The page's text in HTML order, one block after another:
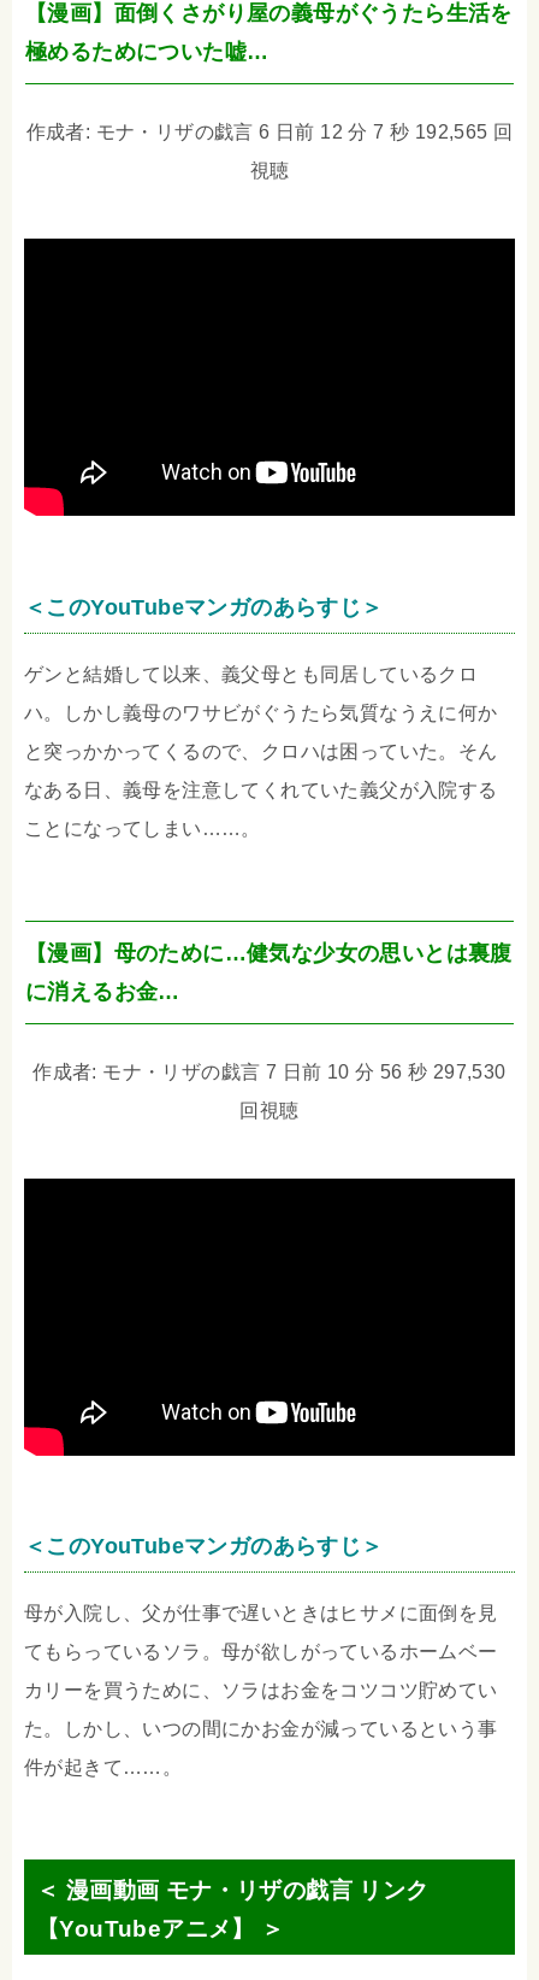
【漫画】面倒くさがり屋の義母がぐうたら生活を
極めるためについた嘘…
作成者: モナ・リザの戯言 6 日前 12 分 7 秒 192,565 回
視聴
＜このYouTubeマンガのあらすじ＞
ゲンと結婚して以来、義父母とも同居しているクロ
ハ。しかし義母のワサビがぐうたら気質なうえに何か
と突っかかってくるので、クロハは困っていた。そん
なある日、義母を注意してくれていた義父が入院する
ことになってしまい……。
【漫画】母のために…健気な少女の思いとは裏腹
に消えるお金…
作成者: モナ・リザの戯言 7 日前 10 分 56 秒 297,530
回視聴
＜このYouTubeマンガのあらすじ＞
母が入院し、父が仕事で遅いときはヒサメに面倒を見
てもらっているソラ。母が欲しがっているホームベー
カリーを買うために、ソラはお金をコツコツ貯めてい
た。しかし、いつの間にかお金が減っているという事
件が起きて……。
＜ 漫画動画 モナ・リザの戯言 リンク
【YouTubeアニメ】 ＞